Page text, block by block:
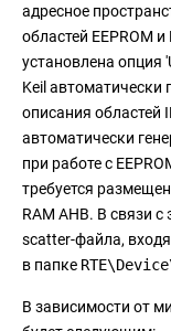
адресное
областей EEPROM
установлена опция
Keil автоматически
описания областей
автоматически
при работе с
требуется
RAM AHB. В связи
scatter-файла,
в папке
В зависимости от